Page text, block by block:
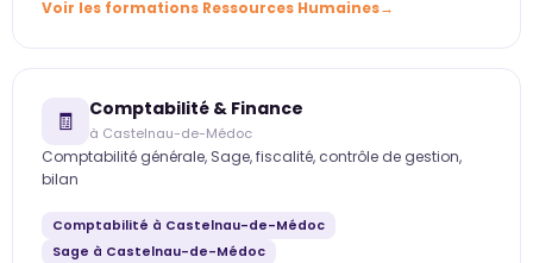
Voir les formations Ressources Humaines
🧾 Comptabilité & Finance
à Castelnau-de-Médoc
Comptabilité générale, Sage, fiscalité, contrôle de gestion,
bilan
Comptabilité à Castelnau-de-Médoc
Sage à Castelnau-de-Médoc